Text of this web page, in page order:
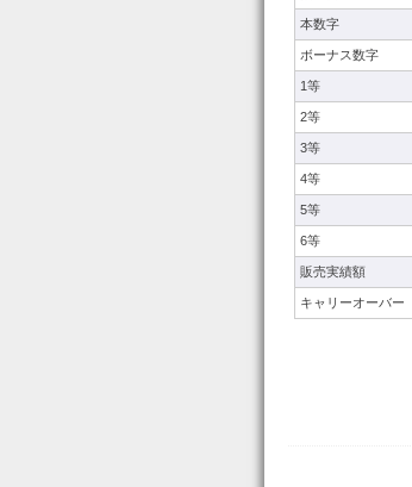
本数字
ボーナス数字
1等
2等
3等
4等
5等
6等
販売実績額
キャリーオーバー